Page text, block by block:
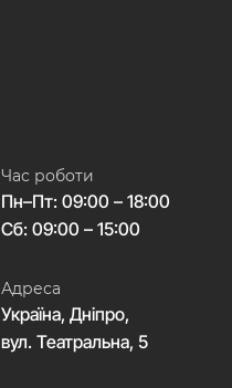
Час роботи
Пн–Пт: 09:00 – 18:00
Сб: 09:00 – 15:00
Адреса
Україна, Дніпро,
вул. Театральна, 5